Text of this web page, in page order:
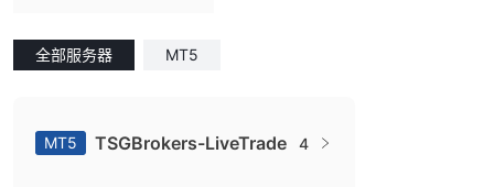
全部服务器 MT5
MT5 TSGBrokers-LiveTrade 4